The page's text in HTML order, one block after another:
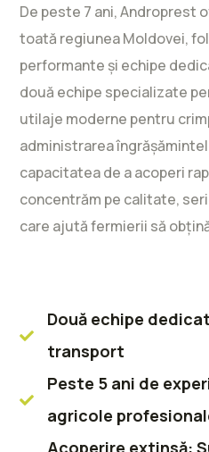
De peste 7 ani, Androprest
toată regiunea Moldovei,
performante și echipe
două echipe specializate
utilaje moderne pentru
administrarea
capacitatea de a acoperi
concentrăm pe calitate,
care ajută fermierii să
Două echipe
transport
Peste 5 ani de
agricole
Acoperire extinsă: